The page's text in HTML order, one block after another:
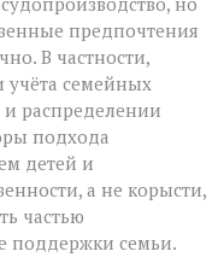
предпочтения
В частности,
учёта семейных
распределении
подхода
детей и
а не корысти,
частью
поддержки семьи.